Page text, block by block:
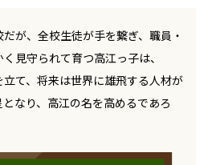
が、全校生徒が手を繋ぎ、職員・
見守られて育つ高江っ子は、
て、将来は世界に雄飛する人材が
なり、高江の名を高めるであろ